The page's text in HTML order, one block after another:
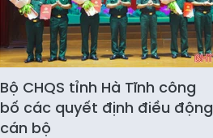
Bộ CHQS tỉnh Hà Tĩnh công
bố các quyết định điều động
cán bộ